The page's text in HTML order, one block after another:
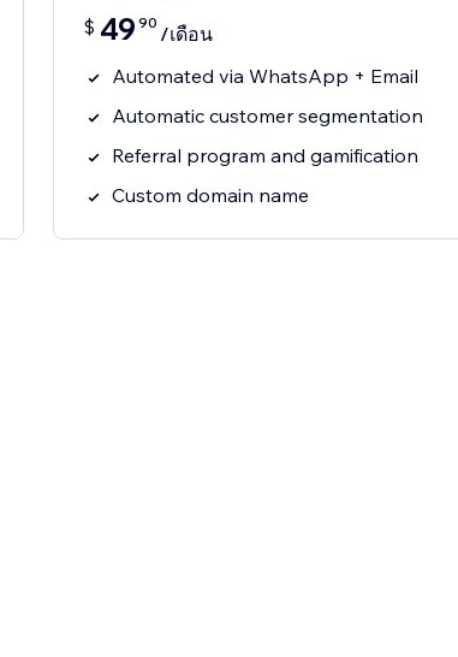
$ 49 90 /เดือน
Automated via WhatsApp + Email
Automatic customer segmentation
Referral program and gamification
Custom domain name